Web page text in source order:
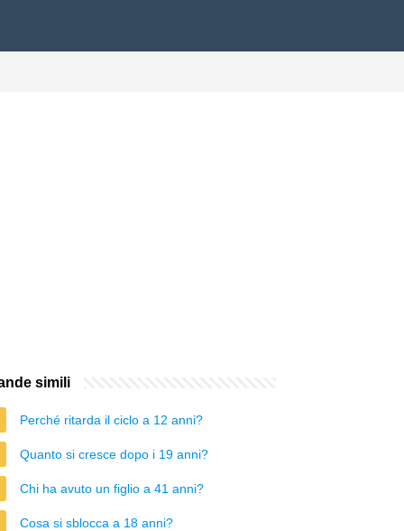
simili
Perché ritarda il ciclo a 12 anni?
Quanto si cresce dopo i 19 anni?
Chi ha avuto un figlio a 41 anni?
Cosa si sblocca a 18 anni?